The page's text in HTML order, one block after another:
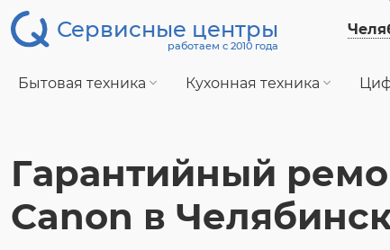
Сервисные центры
работаем с 2010 года
Бытовая техника Кухонная техника
Гарантийный
Canon в